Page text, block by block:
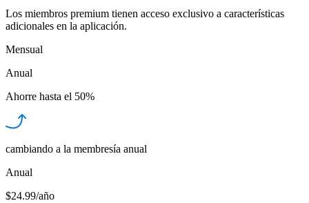
Los miembros premium tienen acceso exclusivo a características
adicionales en la aplicación.
Mensual
Anual
Ahorre hasta el 50%
cambiando a la membresía anual
Anual
$24.99/año